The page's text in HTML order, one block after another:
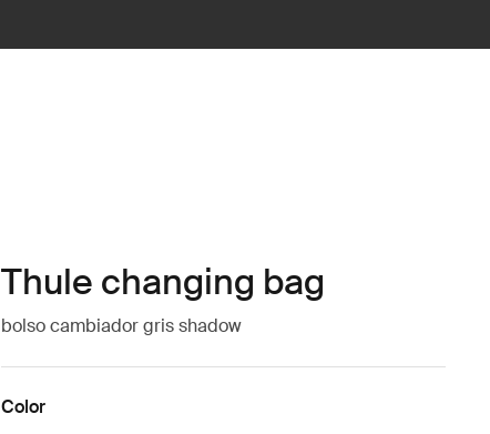
Thule changing bag
bolso cambiador gris shadow
Color